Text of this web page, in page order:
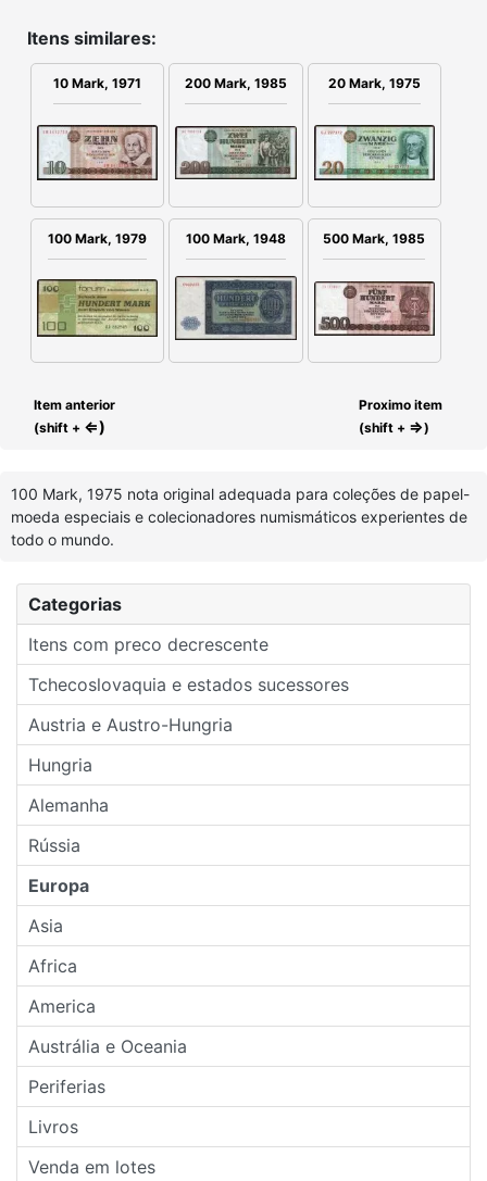
Categorias
Itens com preco decrescente
Tchecoslovaquia e estados sucessores
Austria e Austro-Hungria
Hungria
Alemanha
Rússia
Europa
Asia
Africa
America
Austrália e Oceania
Periferias
Livros
Venda em lotes
Itens similares:
10 Mark, 1971 200 Mark, 1985 20 Mark, 1975
100 Mark, 1979 100 Mark, 1948 500 Mark, 1985
Item anterior
(shift + ⇐)
Proximo item
(shift + ⇒)
100 Mark, 1975 nota original adequada para coleções de papel-
moeda especiais e colecionadores numismáticos experientes de
todo o mundo.